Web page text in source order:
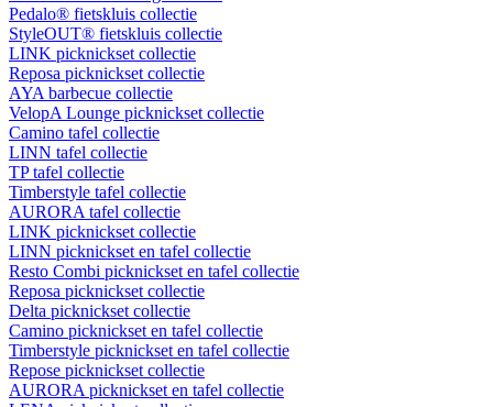
Pedalo® fietskluis collectie
StyleOUT® fietskluis collectie
LINK picknickset collectie
Reposa picknickset collectie
AYA barbecue collectie
VelopA Lounge picknickset collectie
Camino tafel collectie
LINN tafel collectie
TP tafel collectie
Timberstyle tafel collectie
AURORA tafel collectie
LINK picknickset collectie
LINN picknickset en tafel collectie
Resto Combi picknickset en tafel collectie
Reposa picknickset collectie
Delta picknickset collectie
Camino picknickset en tafel collectie
Timberstyle picknickset en tafel collectie
Repose picknickset collectie
AURORA picknickset en tafel collectie